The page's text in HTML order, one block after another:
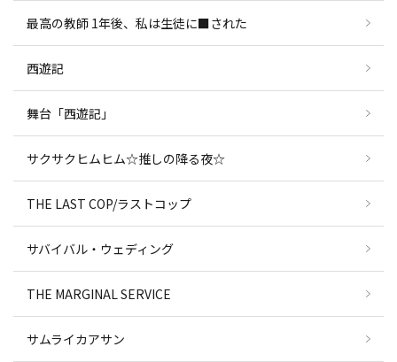
最高の教師 1年後、私は生徒に■された
西遊記
舞台「西遊記」
サクサクヒムヒム☆推しの降る夜☆
THE LAST COP/ラストコップ
サバイバル・ウェディング
THE MARGINAL SERVICE
サムライカアサン